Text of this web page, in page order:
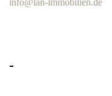
info@lan-immobilien.de
-